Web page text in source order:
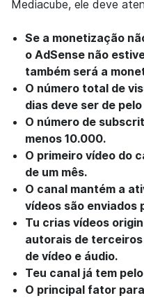
Mediacube, ele deve
Se a monetização
o AdSense não
também será a
O número total de
dias deve ser de
O número de
menos 10.000.
O primeiro vídeo do
de um mês.
O canal mantém a
vídeos são enviados
Tu crias vídeos
autorais de terceiros
de vídeo e áudio.
Teu canal já tem
O principal fator